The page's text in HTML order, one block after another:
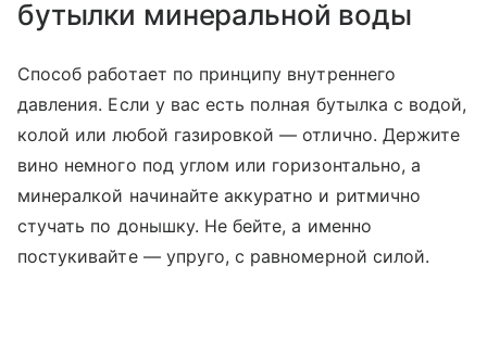
бутылки минеральной воды
Способ работает по принципу внутреннего
давления. Если у вас есть полная бутылка с водой,
колой или любой газировкой — отлично. Держите
вино немного под углом или горизонтально, а
минералкой начинайте аккуратно и ритмично
стучать по донышку. Не бейте, а именно
постукивайте — упруго, с равномерной силой.